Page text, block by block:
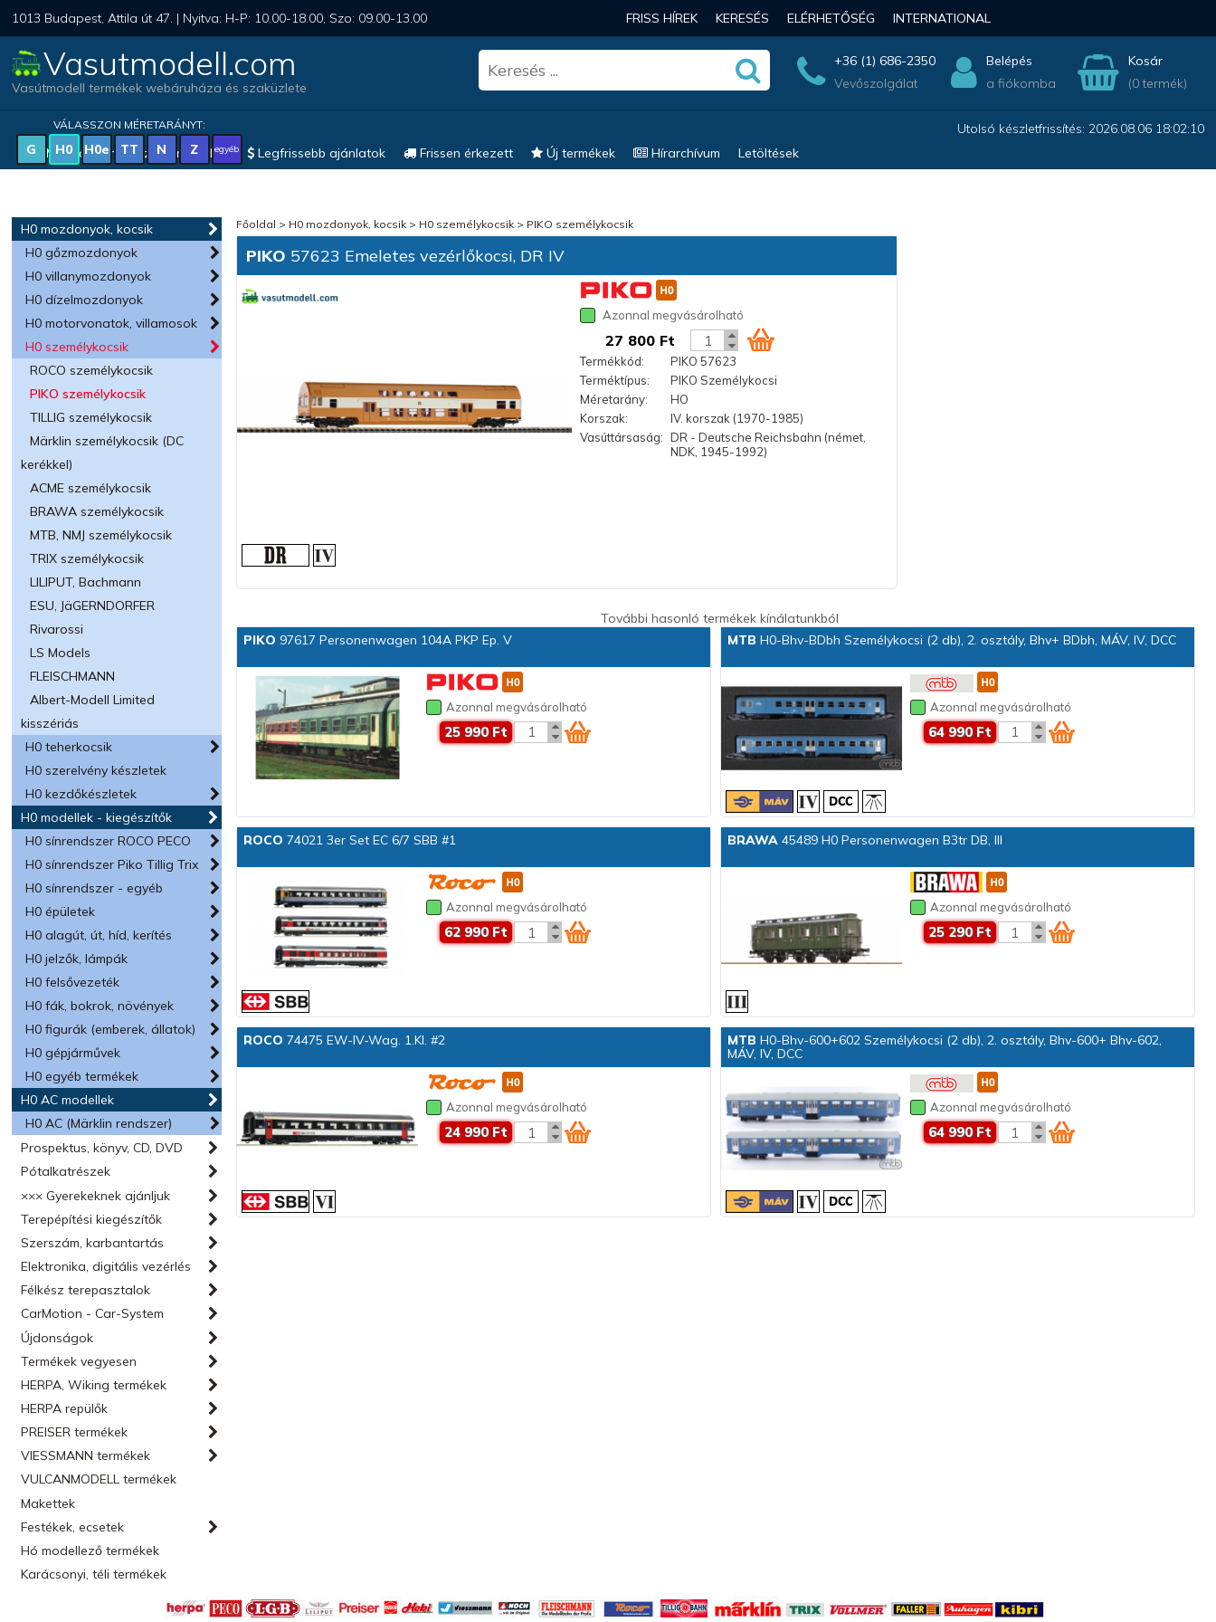
1013 Budapest, Attila út 47. | Nyitva: H-P: 10.00-18.00, Szo: 09.00-13.00 FRISS HÍREK KERESÉS ELÉRHETŐSÉG INTERNATIONAL
Vasutmodell.com
Vasútmodell termékek webáruháza és szaküzlete
+36 (1) 686-2350
Vevőszolgálat
Belépés
a fiókomba
Kosár
(0 termék)
VÁLASSZON MÉRETARÁNYT:
G H0 H0e TT N Z egyéb
Utolsó készletfrissítés: 2026.08.06 18:02:10
Magyar vonatkozású modellek
Legfrissebb ajánlatok Frissen érkezett Új termékek Hírarchívum Letöltések
H0 mozdonyok, kocsik
H0 gőzmozdonyok
H0 villanymozdonyok
H0 dízelmozdonyok
H0 motorvonatok, villamosok
H0 személykocsik
ROCO személykocsik
PIKO személykocsik
TILLIG személykocsik
Märklin személykocsik (DC
kerékkel)
ACME személykocsik
BRAWA személykocsik
MTB, NMJ személykocsik
TRIX személykocsik
LILIPUT, Bachmann
ESU, JäGERNDORFER
Rivarossi
LS Models
FLEISCHMANN
Albert-Modell Limited
kisszériás
H0 teherkocsik
H0 szerelvény készletek
H0 kezdőkészletek
H0 modellek - kiegészítők
H0 sínrendszer ROCO PECO
H0 sínrendszer Piko Tillig Trix
H0 sínrendszer - egyéb
H0 épületek
H0 alagút, út, híd, kerítés
H0 jelzők, lámpák
H0 felsővezeték
H0 fák, bokrok, növények
H0 figurák (emberek, állatok)
H0 gépjárművek
H0 egyéb termékek
H0 AC modellek
H0 AC (Märklin rendszer)
Prospektus, könyv, CD, DVD
Pótalkatrészek
××× Gyerekeknek ajánljuk
Terepépítési kiegészítők
Szerszám, karbantartás
Elektronika, digitális vezérlés
Félkész terepasztalok
CarMotion - Car-System
Újdonságok
Termékek vegyesen
HERPA, Wiking termékek
HERPA repülők
PREISER termékek
VIESSMANN termékek
VULCANMODELL termékek
Makettek
Festékek, ecsetek
Hó modellező termékek
Karácsonyi, téli termékek
Főoldal > H0 mozdonyok, kocsik > H0 személykocsik > PIKO személykocsik
PIKO 57623 Emeletes vezérlőkocsi, DR IV
Azonnal megvásárolható
27 800 Ft
Termékkód:
PIKO 57623
Terméktípus:
PIKO Személykocsi
Méretarány:
HO
Korszak:
IV. korszak (1970-1985)
Vasúttársaság: DR - Deutsche Reichsbahn (német,
NDK, 1945-1992)
További hasonló termékek kínálatunkból
PIKO 97617 Personenwagen 104A PKP Ep. V
Azonnal megvásárolható
25 990 Ft
MTB H0-Bhv-BDbh Személykocsi (2 db), 2. osztály, Bhv+ BDbh, MÁV, IV, DCC
Azonnal megvásárolható
64 990 Ft
ROCO 74021 3er Set EC 6/7 SBB #1
Azonnal megvásárolható
62 990 Ft
BRAWA45489 H0 Personenwagen B3tr DB, III
Azonnal megvásárolható
25 290 Ft
ROCO 74475 EW-IV-Wag. 1.Kl. #2
Azonnal megvásárolható
24 990 Ft
MTB H0-Bhv-600+602 Személykocsi (2 db), 2. osztály, Bhv-600+ Bhv-602,
MÁV, IV, DCC
Azonnal megvásárolható
64 990 Ft